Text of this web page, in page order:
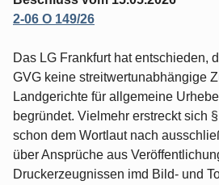
2-06 O 149/26
Das LG Frankfurt hat entschieden,
GVG keine streitwertunabhängige
Landgerichte für allgemeine
begründet. Vielmehr erstreckt sich §
schon dem Wortlaut nach
über Ansprüche aus
Druckerzeugnissen imd Bild- und